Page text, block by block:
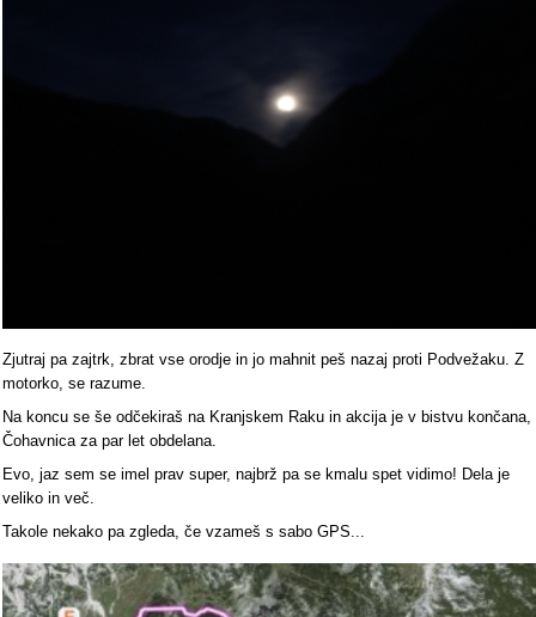
Zjutraj pa zajtrk, zbrat vse orodje in jo mahnit peš nazaj proti Podvežaku. Z
motorko, se razume.
Na koncu se še odčekiraš na Kranjskem Raku in akcija je v bistvu končana,
Čohavnica za par let obdelana.
Evo, jaz sem se imel prav super, najbrž pa se kmalu spet vidimo! Dela je
veliko in več.
Takole nekako pa zgleda, če vzameš s sabo GPS...